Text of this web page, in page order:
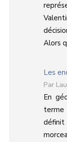
Alors
Les
En
terme
définit